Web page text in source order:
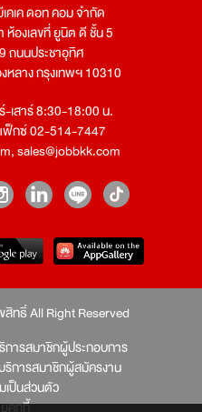
คเค ดอท คอม จำกัด
ห้องเลขที่ ยูนิต ดี ชั้น 5
ถนนประชาอุทิศ
หลาง กรุงเทพฯ 10310
เสาร์ 8:30-18:00 น.
ฟ็กซ์ 02-514-7447
,sales@jobbkk.com
ทธิ์ All Right Reserved
การสมาชิกผู้ประกอบการ
ริการสมาชิกผู้สมัครงาน
เป็นส่วนตัว